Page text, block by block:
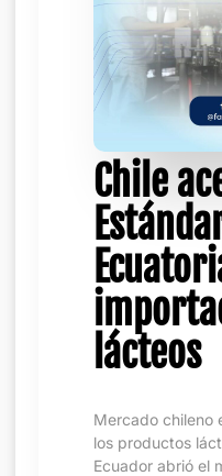
Chile
lácteos
Mercado chileno
los productos
Ecuador abrió el